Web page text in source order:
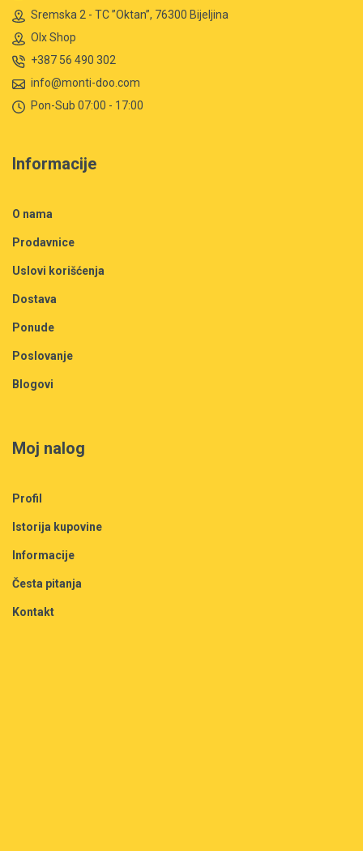
Sremska 2 - TC ”Oktan”, 76300 Bijeljina
Olx Shop
+387 56 490 302
info@monti-doo.com
Pon-Sub 07:00 - 17:00
Informacije
O nama
Prodavnice
Uslovi korišćenja
Dostava
Ponude
Poslovanje
Blogovi
Moj nalog
Profil
Istorija kupovine
Informacije
Česta pitanja
Kontakt